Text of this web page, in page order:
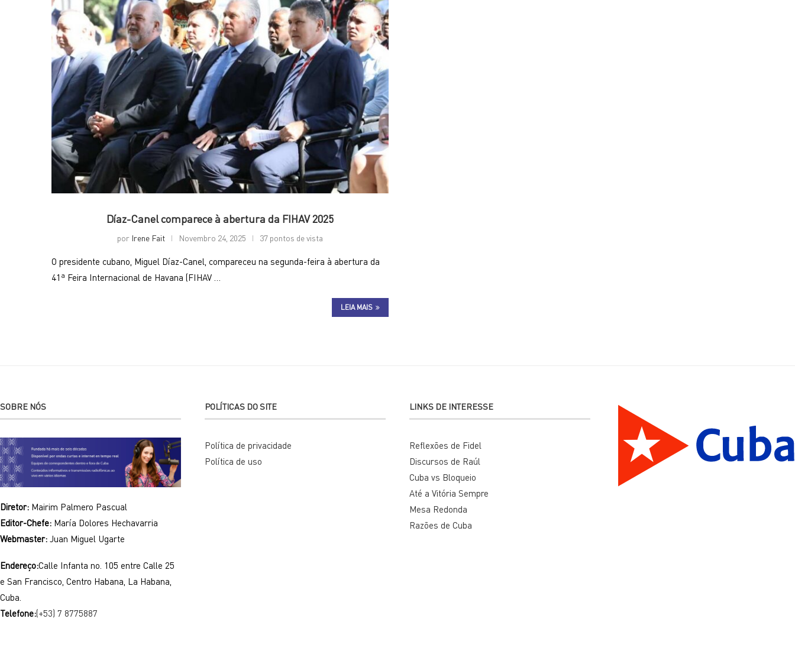
Díaz-Canel comparece à abertura da FIHAV 2025
por Irene Fait Novembro 24, 2025 37 pontos de vista
O presidente cubano, Miguel Díaz-Canel, compareceu na segunda-feira à abertura da
41ª Feira Internacional de Havana (FIHAV …
LEIA MAIS
SOBRE NÓS
Diretor: Mairim Palmero Pascual
Editor-Chefe: María Dolores Hechavarria
Webmaster: Juan Miguel Ugarte
Endereço:Calle Infanta no. 105 entre Calle 25
e San Francisco, Centro Habana, La Habana,
Cuba.
Telefone:(+53) 7 8775887
POLÍTICAS DO SITE
Política de privacidade
Política de uso
LINKS DE INTERESSE
Reflexões de Fidel
Discursos de Raúl
Cuba vs Bloqueio
Até a Vitória Sempre
Mesa Redonda
Razões de Cuba